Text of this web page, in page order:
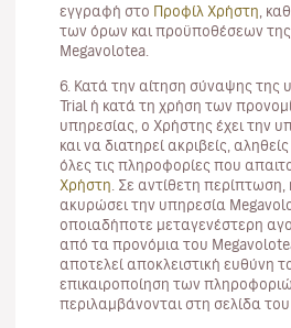
εγγραφή στο Προφίλ Χρήστη ,
των όρων και προϋποθέσεων
Megavolotea.
6. Κατά την αίτηση σύναψης της
Trial ή κατά τη χρήση των
υπηρεσίας, ο Χρήστης έχει την
και να διατηρεί ακριβείς,
όλες τις πληροφορίες που
Χρήστη . Σε αντίθετη
ακυρώσει την υπηρεσία
οποιαδήποτε μεταγενέστερη
από τα προνόμια του
αποτελεί αποκλειστική ευθύνη
επικαιροποίηση των
περιλαμβάνονται στη σελίδα του